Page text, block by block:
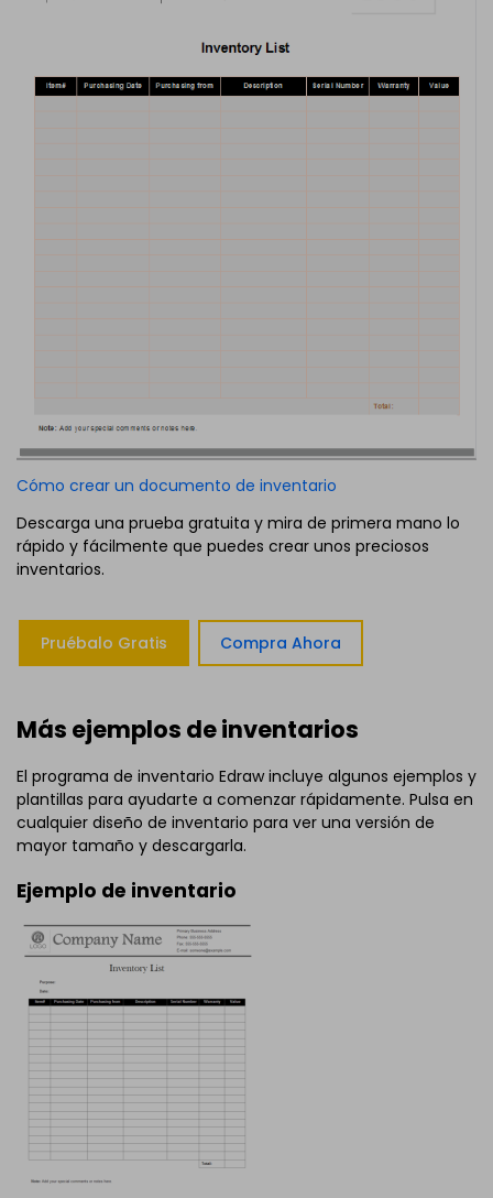
Cómo crear un documento de inventario
Descarga una prueba gratuita y mira de primera mano lo
rápido y fácilmente que puedes crear unos preciosos
inventarios.
Pruébalo Gratis Compra Ahora
Más ejemplos de inventarios
El programa de inventario Edraw incluye algunos ejemplos y
plantillas para ayudarte a comenzar rápidamente. Pulsa en
cualquier diseño de inventario para ver una versión de
mayor tamaño y descargarla.
Ejemplo de inventario